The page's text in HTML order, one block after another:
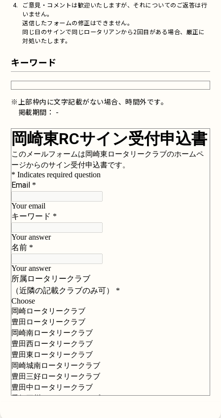
ご意見・コメントは歓迎いたしますが、それについてのご返答は行
いません。
送信したフォームの修正はできません。
同じ日のサインで同じロータリアンから2回目がある場合、厳正に
対処いたします。
キーワード
※上部枠内に文字記載がない場合、時間外です。
掲載期間： -